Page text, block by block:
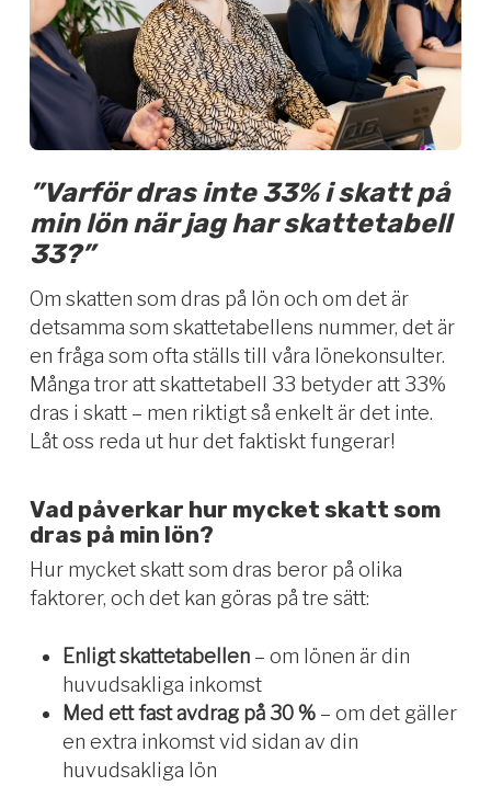
”Varför dras inte 33% i skatt på
min lön när jag har skattetabell
33?”
Om skatten som dras på lön och om det är
detsamma som skattetabellens nummer, det är
en fråga som ofta ställs till våra lönekonsulter.
Många tror att skattetabell 33 betyder att 33%
dras i skatt – men riktigt så enkelt är det inte.
Låt oss reda ut hur det faktiskt fungerar!
Vad påverkar hur mycket skatt som
dras på min lön?
Hur mycket skatt som dras beror på olika
faktorer, och det kan göras på tre sätt:
Enligt skattetabellen– om lönen är din
huvudsakliga inkomst
Med ett fast avdrag på 30 %– om det gäller
en extra inkomst vid sidan av din
huvudsakliga lön